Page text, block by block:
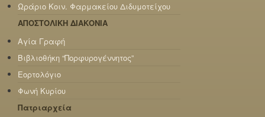
Ωράριο Κοιν. Φαρμακείου Διδυμοτείχου
ΑΠΟΣΤΟΛΙΚΗ ΔΙΑΚΟΝΙΑ
Αγία Γραφή
Βιβλιοθήκη “Πορφυρογέννητος”
Εορτολόγιο
Φωνή Κυρίου
Πατριαρχεία